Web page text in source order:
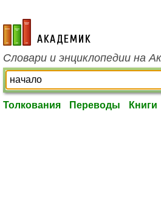
academic.ru
Словари и энциклопедии на
Толкования Переводы Книги